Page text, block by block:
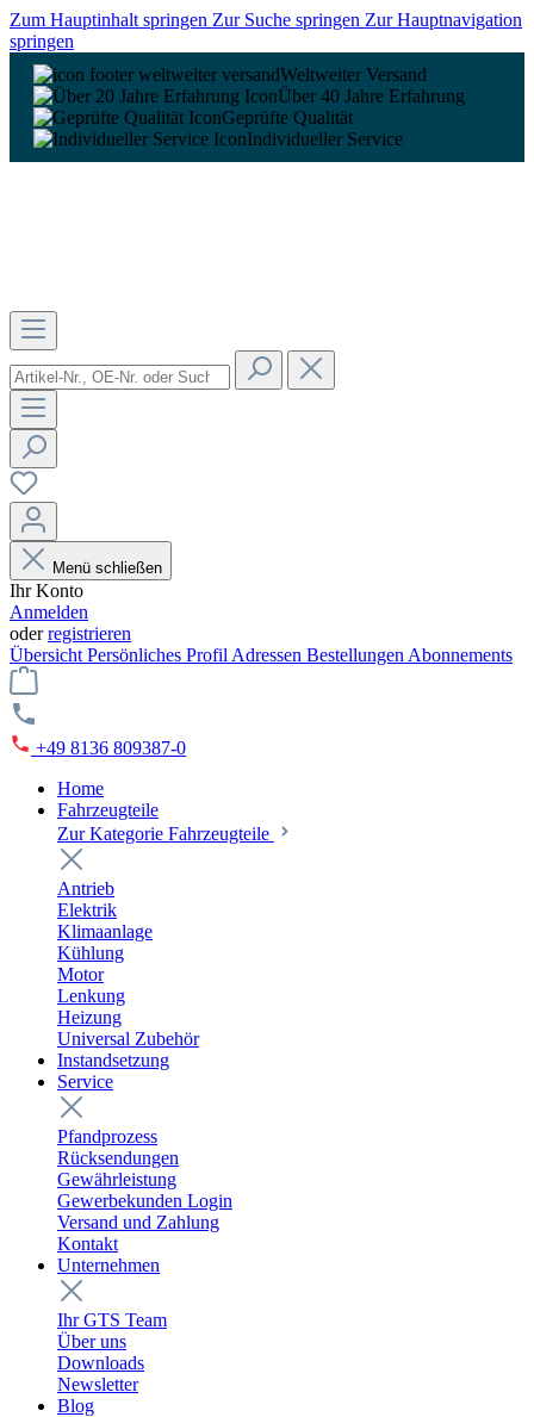
Zum Hauptinhalt springen Zur Suche springen Zur Hauptnavigation
springen
Weltweiter Versand
Über 40 Jahre Erfahrung
Geprüfte Qualität
Individueller Service
Menü schließen
Ihr Konto
Anmelden
oderregistrieren
Übersicht Persönliches Profil Adressen Bestellungen Abonnements
+49 8136 809387-0
Home
Fahrzeugteile
Zur Kategorie Fahrzeugteile
Antrieb
Elektrik
Klimaanlage
Kühlung
Motor
Lenkung
Heizung
Universal Zubehör
Instandsetzung
Service
Pfandprozess
Rücksendungen
Gewährleistung
Gewerbekunden Login
Versand und Zahlung
Kontakt
Unternehmen
Ihr GTS Team
Über uns
Downloads
Newsletter
Blog